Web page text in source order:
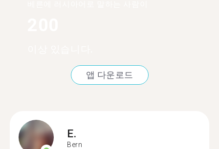
앱 다운로드
E.
Bern